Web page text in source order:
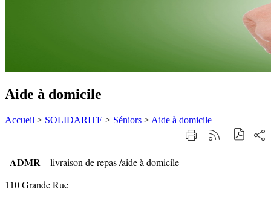
Aide à domicile
Accueil > SOLIDARITE > Séniors > Aide à domicile
ImprimerGénérer
sur
ADMR– livraison de repas /aide à domicile
110 Grande Rue